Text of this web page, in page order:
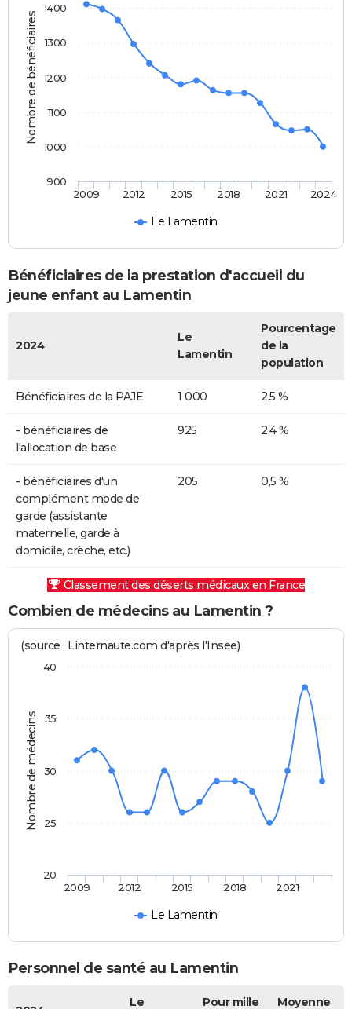
Nombre de bénéficiaires
Le Lamentin
2009 2012 2015 2018 2021 2024
900
1000
1100
1200
1300
1400
Bénéficiaires de la prestation d'accueil du
jeune enfant au Lamentin
2024
Le
Lamentin
Pourcentage
de la
population
Bénéficiaires de la PAJE 1 000 2,5 %
- bénéficiaires de
l'allocation de base
925 2,4 %
- bénéficiaires d'un
complément mode de
garde (assistante
maternelle, garde à
domicile, crèche, etc.)
205 0,5 %
Classement des déserts médicaux en France
Combien de médecins au Lamentin ?
Nombre de médecins
(source : Linternaute.com d'après l'Insee)
Le Lamentin
2009 2012 2015 2018 2021
20
25
30
35
40
Personnel de santé au Lamentin
Le Pour mille Moyenne